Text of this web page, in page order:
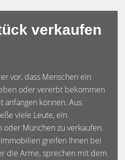
verkaufen
vor, dass Menschen ein
oder vererbt bekommen
anfangen können. Aus
viele Leute, ein
oder München zu verkaufen.
greifen Ihnen bei
die Arme, sprechen mit dem